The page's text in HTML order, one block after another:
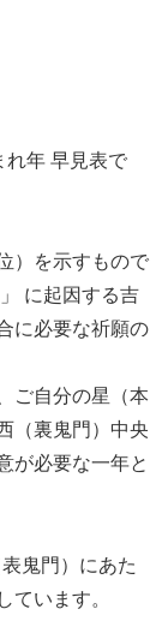
れ年 早見表で
）を示すもので
に起因する吉
に必要な祈願の
ご自分の星（本
（裏鬼門）中央
が必要な一年と
鬼門）にあた
ています。